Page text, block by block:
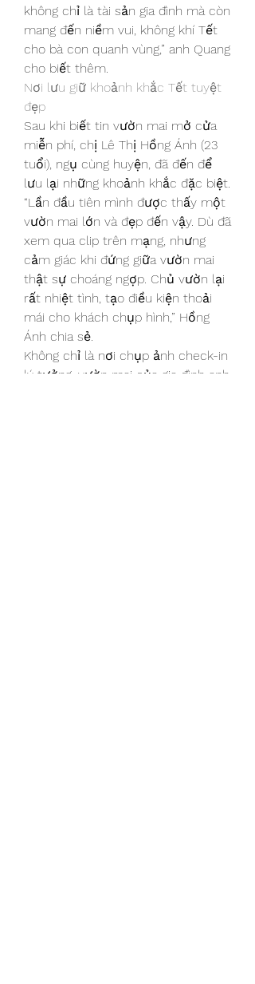
không chỉ là tài sản gia đình mà còn
mang đến niềm vui, không khí Tết
cho bà con quanh vùng,” anh Quang
cho biết thêm.
Nơi lưu giữ khoảnh khắc Tết tuyệt
đẹp
Sau khi biết tin vườn mai mở cửa
miễn phí, chị Lê Thị Hồng Ánh (23
tuổi), ngụ cùng huyện, đã đến để
lưu lại những khoảnh khắc đặc biệt.
“Lần đầu tiên mình được thấy một
vườn mai lớn và đẹp đến vậy. Dù đã
xem qua clip trên mạng, nhưng
cảm giác khi đứng giữa vườn mai
thật sự choáng ngợp. Chủ vườn lại
rất nhiệt tình, tạo điều kiện thoải
mái cho khách chụp hình,” Hồng
Ánh chia sẻ.
Không chỉ là nơi chụp ảnh check-in
lý tưởng, vườn mai của gia đình anh